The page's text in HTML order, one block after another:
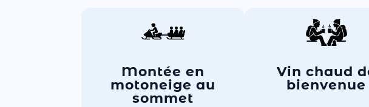
Montée en
motoneige au
sommet
Vin chaud
bienvenue